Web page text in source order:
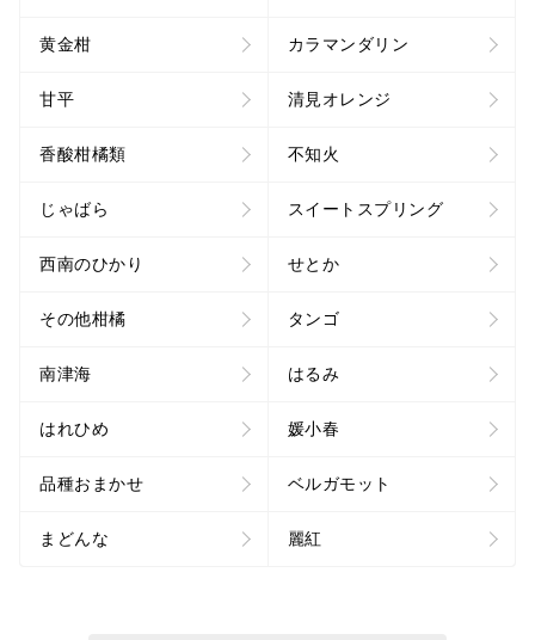
黄金柑 カラマンダリン
甘平 清見オレンジ
香酸柑橘類 不知火
じゃばら スイートスプリング
西南のひかり せとか
その他柑橘 タンゴ
南津海 はるみ
はれひめ 媛小春
品種おまかせ ベルガモット
まどんな 麗紅